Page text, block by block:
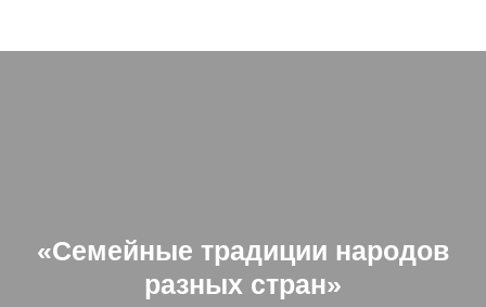
«Семейные традиции народов
разных стран»